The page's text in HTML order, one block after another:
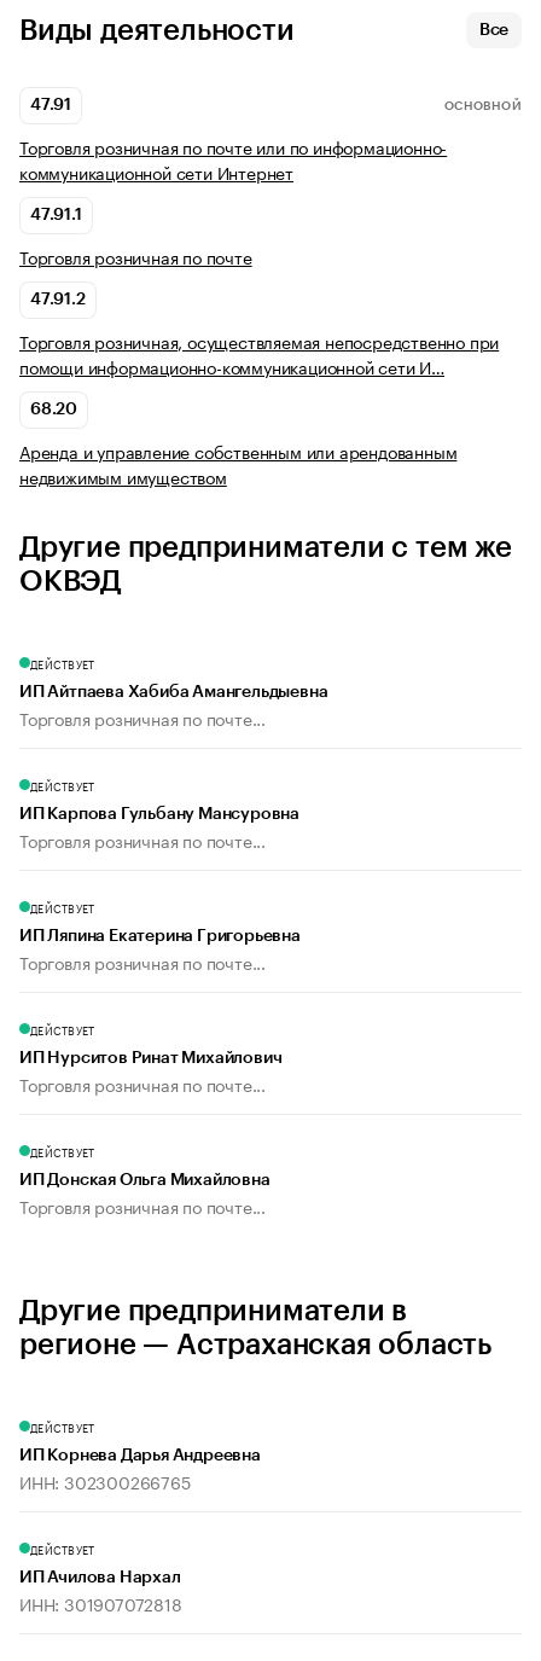
Виды деятельности Все
47.91 ОСНОВНОЙ
Торговля розничная по почте или по информационно-
коммуникационной сети Интернет
47.91.1
Торговля розничная по почте
47.91.2
Торговля розничная, осуществляемая непосредственно при
помощи информационно-коммуникационной сети И…
68.20
Аренда и управление собственным или арендованным
недвижимым имуществом
Другие предприниматели с тем же
ОКВЭД
ДЕЙСТВУЕТ
ИП Айтпаева Хабиба Амангельдыевна
Торговля розничная по почте...
ДЕЙСТВУЕТ
ИП Карпова Гульбану Мансуровна
Торговля розничная по почте...
ДЕЙСТВУЕТ
ИП Ляпина Екатерина Григорьевна
Торговля розничная по почте...
ДЕЙСТВУЕТ
ИП Нурситов Ринат Михайлович
Торговля розничная по почте...
ДЕЙСТВУЕТ
ИП Донская Ольга Михайловна
Торговля розничная по почте...
Другие предприниматели в
регионе — Астраханская область
ДЕЙСТВУЕТ
ИП Корнева Дарья Андреевна
ИНН: 302300266765
ДЕЙСТВУЕТ
ИП Ачилова Нархал
ИНН: 301907072818